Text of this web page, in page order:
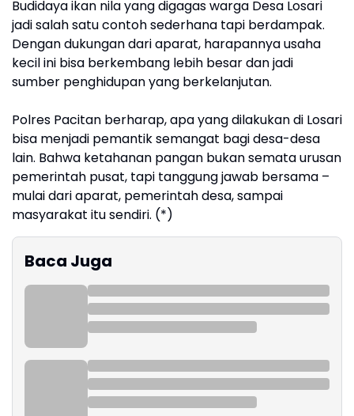
Budidaya ikan nila yang digagas warga Desa Losari
jadi salah satu contoh sederhana tapi berdampak.
Dengan dukungan dari aparat, harapannya usaha
kecil ini bisa berkembang lebih besar dan jadi
sumber penghidupan yang berkelanjutan.
Polres Pacitan berharap, apa yang dilakukan di Losari
bisa menjadi pemantik semangat bagi desa-desa
lain. Bahwa ketahanan pangan bukan semata urusan
pemerintah pusat, tapi tanggung jawab bersama –
mulai dari aparat, pemerintah desa, sampai
masyarakat itu sendiri. (*)
Baca Juga